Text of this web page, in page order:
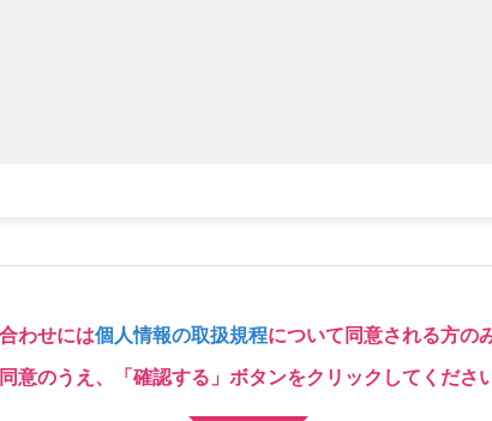
わせには個人情報の取扱規程について同意される方の
意のうえ、「確認する」ボタンをクリックしてください